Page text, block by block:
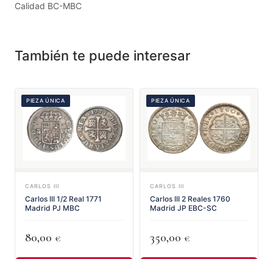
Calidad BC-MBC
También te puede interesar
PIEZA ÚNICA
CARLOS III
Carlos III 1/2 Real 1771
Madrid PJ MBC
80,00 €
PIEZA ÚNICA
CARLOS III
Carlos III 2 Reales 1760
Madrid JP EBC-SC
350,00 €